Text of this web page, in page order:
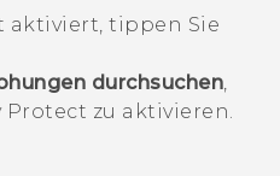
aktiviert, tippen Sie
durchsuchen,
Protect zu aktivieren.